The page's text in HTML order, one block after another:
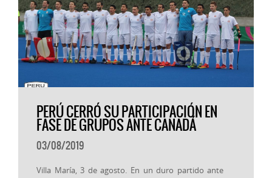
PERÚ CERRÓ SU PARTICIPACIÓN EN
FASE DE GRUPOS ANTE CANADÁ
03/08/2019
Villa María, 3 de agosto. En un duro partido ante